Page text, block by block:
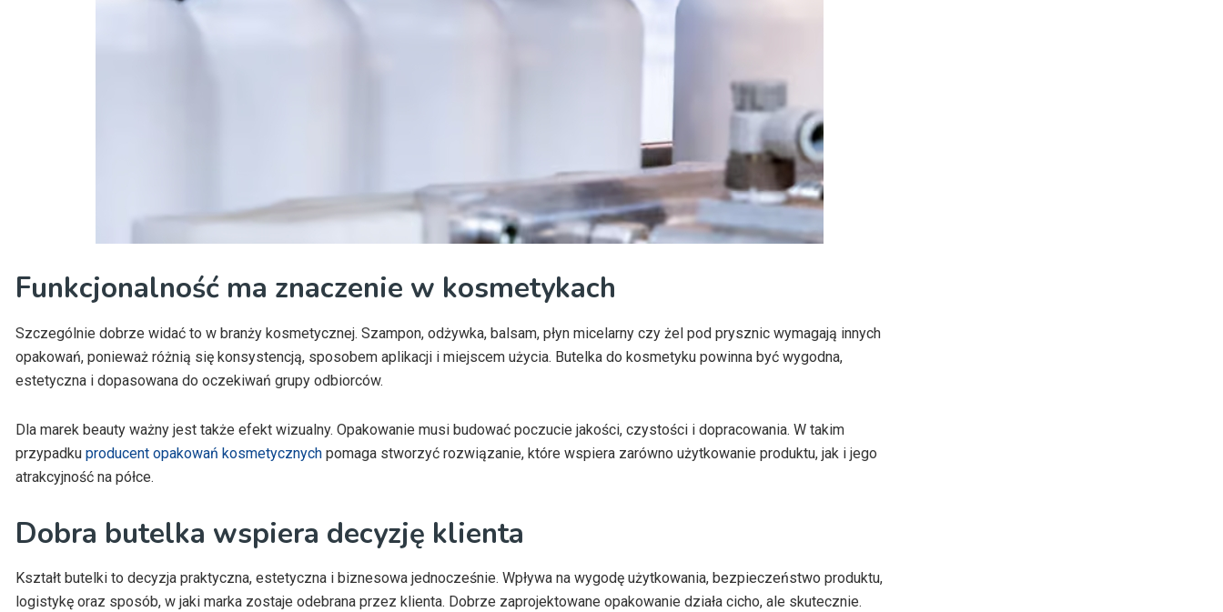
Funkcjonalność ma znaczenie w kosmetykach
Szczególnie dobrze widać to w branży kosmetycznej. Szampon, odżywka, balsam, płyn micelarny czy żel pod prysznic wymagają innych
opakowań, ponieważ różnią się konsystencją, sposobem aplikacji i miejscem użycia. Butelka do kosmetyku powinna być wygodna,
estetyczna i dopasowana do oczekiwań grupy odbiorców.
Dla marek beauty ważny jest także efekt wizualny. Opakowanie musi budować poczucie jakości, czystości i dopracowania. W takim
przypadku producent opakowań kosmetycznych pomaga stworzyć rozwiązanie, które wspiera zarówno użytkowanie produktu, jak i jego
atrakcyjność na półce.
Dobra butelka wspiera decyzję klienta
Kształt butelki to decyzja praktyczna, estetyczna i biznesowa jednocześnie. Wpływa na wygodę użytkowania, bezpieczeństwo produktu,
logistykę oraz sposób, w jaki marka zostaje odebrana przez klienta. Dobrze zaprojektowane opakowanie działa cicho, ale skutecznie.